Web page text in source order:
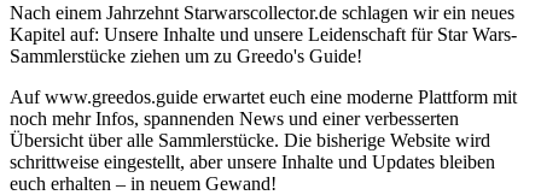
Nach einem Jahrzehnt Starwarscollector.de schlagen wir ein neues
Kapitel auf: Unsere Inhalte und unsere Leidenschaft für Star Wars-
Sammlerstücke ziehen um zu Greedo's Guide!
Auf www.greedos.guide erwartet euch eine moderne Plattform mit
noch mehr Infos, spannenden News und einer verbesserten
Übersicht über alle Sammlerstücke. Die bisherige Website wird
schrittweise eingestellt, aber unsere Inhalte und Updates bleiben
euch erhalten – in neuem Gewand!